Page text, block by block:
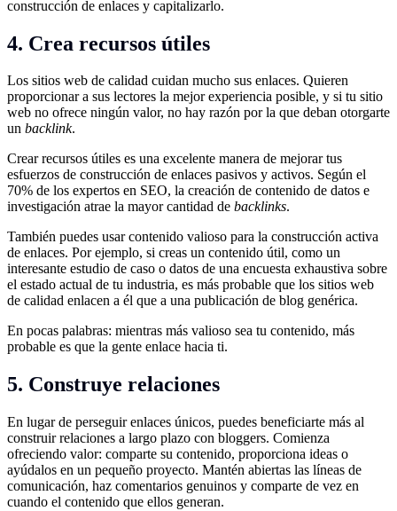
construcción de enlaces y capitalizarlo.
4. Crea recursos útiles
Los sitios web de calidad cuidan mucho sus enlaces. Quieren
proporcionar a sus lectores la mejor experiencia posible, y si tu sitio
web no ofrece ningún valor, no hay razón por la que deban otorgarte
un backlink.
Crear recursos útiles es una excelente manera de mejorar tus
esfuerzos de construcción de enlaces pasivos y activos. Según el
70% de los expertos en SEO, la creación de contenido de datos e
investigación atrae la mayor cantidad de backlinks.
También puedes usar contenido valioso para la construcción activa
de enlaces. Por ejemplo, si creas un contenido útil, como un
interesante estudio de caso o datos de una encuesta exhaustiva sobre
el estado actual de tu industria, es más probable que los sitios web
de calidad enlacen a él que a una publicación de blog genérica.
En pocas palabras: mientras más valioso sea tu contenido, más
probable es que la gente enlace hacia ti.
5. Construye relaciones
En lugar de perseguir enlaces únicos, puedes beneficiarte más al
construir relaciones a largo plazo con bloggers. Comienza
ofreciendo valor: comparte su contenido, proporciona ideas o
ayúdalos en un pequeño proyecto. Mantén abiertas las líneas de
comunicación, haz comentarios genuinos y comparte de vez en
cuando el contenido que ellos generan.